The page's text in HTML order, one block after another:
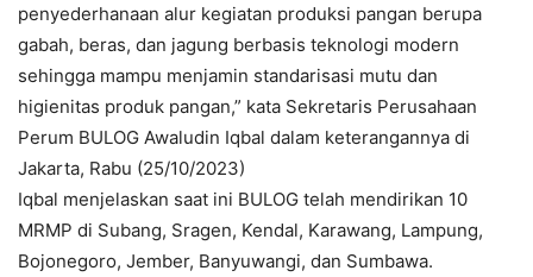
penyederhanaan alur kegiatan produksi pangan berupa
gabah, beras, dan jagung berbasis teknologi modern
sehingga mampu menjamin standarisasi mutu dan
higienitas produk pangan,” kata Sekretaris Perusahaan
Perum BULOG Awaludin Iqbal dalam keterangannya di
Jakarta, Rabu (25/10/2023)
Iqbal menjelaskan saat ini BULOG telah mendirikan 10
MRMP di Subang, Sragen, Kendal, Karawang, Lampung,
Bojonegoro, Jember, Banyuwangi, dan Sumbawa.